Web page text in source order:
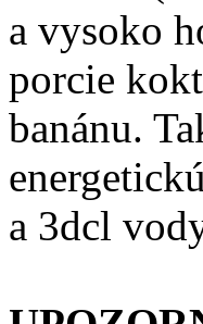
a vysoko
porcie
banánu.
a 3dcl